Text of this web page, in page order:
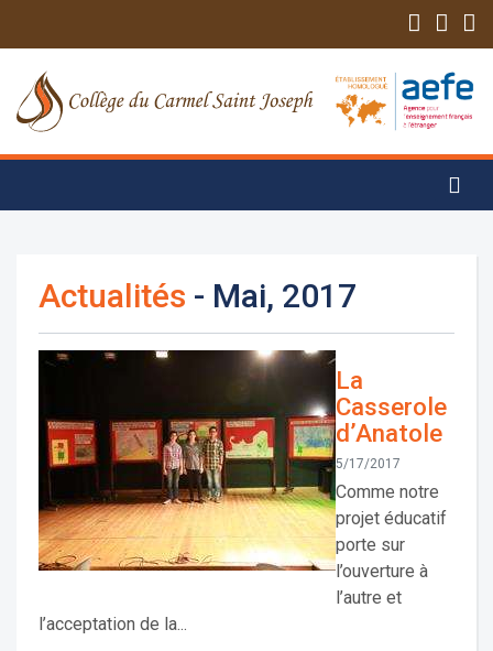
Actualités - Mai, 2017
La
Casserole
d’Anatole
5/17/2017
Comme notre
projet éducatif
porte sur
l’ouverture à
l’autre et
l’acceptation de la...